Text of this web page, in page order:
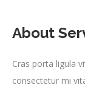
About
Cras porta ligula
consectetur mi